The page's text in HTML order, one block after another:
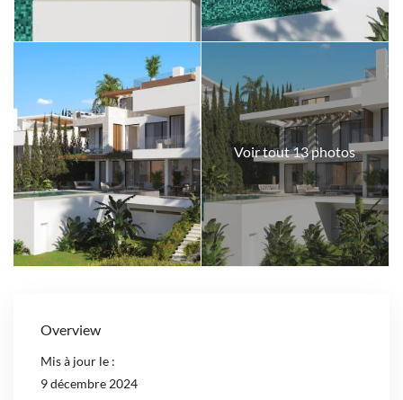
Voir tout 13 photos
Overview
Mis à jour le :
9 décembre 2024